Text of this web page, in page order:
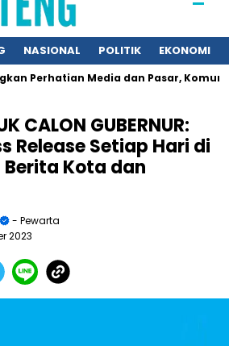
NASIONAL POLITIK EKONOMI
Media dan Pasar, Komunikasi
CALON GUBERNUR:
Release Setiap Hari di
Kota dan
- Pewarta
2023